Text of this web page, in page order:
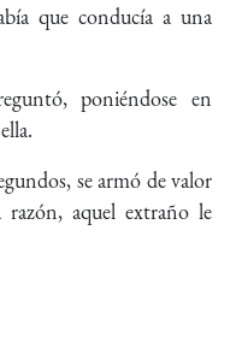
que conducía a una
poniéndose en
se armó de valor
aquel extraño le